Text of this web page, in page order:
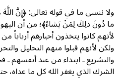
ولا ننسى ما في قوله تعالى: ﴿إِنَّ
ما دُونَ ذلِكَ لِمَنْ يَشاءُ﴾؛ من أن
لأنهم كانوا يتخذون أحبارهم أرباباً
ولكن لأنهم قبلوا منهم التحليل
والتشريع ـ ابتداء من عند أنفسهم
الشرك الذي يغفر الله كل ما عداه،